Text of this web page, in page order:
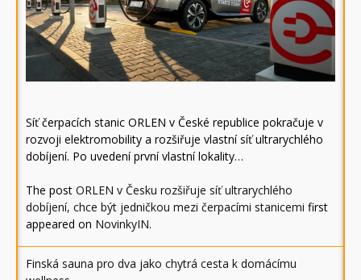
Síť čerpacích stanic ORLEN v České republice pokračuje v
rozvoji elektromobility a rozšiřuje vlastní síť ultrarychlého
dobíjení. Po uvedení první vlastní lokality…
The post ORLEN v Česku rozšiřuje síť ultrarychlého
dobíjení, chce být jedničkou mezi čerpacími stanicemi first
appeared on NovinkyIN.
Finská sauna pro dva jako chytrá cesta k domácímu